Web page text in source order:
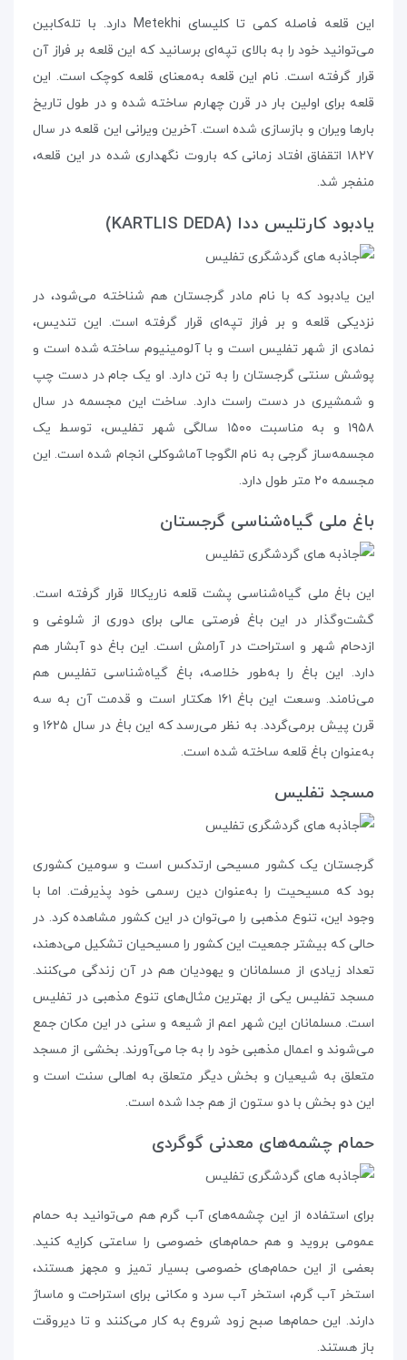
این قلعه فاصله‌ کمی تا کلیسای Metekhi دارد. با تله‌کابین
می‌توانید خود را به بالای تپه‌ای برسانید که این قلعه بر فراز آن
قرار گرفته است. نام این قلعه به‌معنای قلعه‌ کوچک است. این
قلعه برای اولین بار در قرن چهارم ساخته شده و در طول تاریخ
بارها ویران و بازسازی شده است. آخرین ویرانی این قلعه در سال
۱۸۲۷ اتقفاق افتاد زمانی که باروت نگهداری شده در این قلعه،
منفجر شد.
یادبود کارتلیس ددا (KARTLIS DEDA)
این یادبود که با نام مادر گرجستان هم شناخته می‌شود، در
نزدیکی قلعه و بر فراز تپه‌ای قرار گرفته است. این تندیس،
نمادی از شهر تفلیس است و با آلومینیوم ساخته شده است و
پوشش سنتی گرجستان را به تن دارد. او یک جام در دست چپ
و شمشیری در دست راست دارد. ساخت این مجسمه در سال
۱۹۵۸ و به مناسبت ۱۵۰۰ سالگی شهر تفلیس، توسط یک
مجسمه‌ساز گرجی به نام الگوجا آماشوکلی انجام شده است. این
مجسمه ۲۰ متر طول دارد.
باغ ملی گیاه‌شناسی گرجستان
این باغ ملی گیاه‌شناسی پشت قلعه‌ ناریکالا قرار گرفته است.
گشت‌و‌گذار در این باغ فرصتی عالی برای دوری از شلوغی و
ازدحام شهر و استراحت در آرامش است. این باغ دو آبشار هم
دارد. این باغ را به‌طور خلاصه، باغ گیاه‌شناسی تفلیس هم
می‌نامند. وسعت این باغ ۱۶۱ هکتار است و قدمت آن به سه
قرن پیش برمی‌گردد. به نظر می‌رسد که این باغ در سال ۱۶۲۵ و
به‌عنوان باغ قلعه ساخته شده است.
مسجد تفلیس
گرجستان یک کشور مسیحی ارتدکس است و سومین کشوری
بود که مسیحیت را به‌عنوان دین رسمی خود پذیرفت. اما با
وجود این، تنوع مذهبی را می‌توان در این کشور مشاهده کرد. در
حالی که بیشتر جمعیت این کشور را مسیحیان تشکیل می‌دهند،
تعداد زیادی از مسلمانان و یهودیان هم در آن زندگی می‌کنند.
مسجد تفلیس یکی از بهترین مثال‌های تنوع مذهبی در تفلیس
است. مسلمانان این شهر اعم از شیعه و سنی در این مکان جمع
می‌شوند و اعمال مذهبی خود را به جا می‌آورند. بخشی از مسجد
متعلق به شیعیان و بخش دیگر متعلق به اهالی سنت است و
این دو بخش با دو ستون از هم جدا شده است.
حمام چشمه‌های معدنی گوگردی
برای استفاده از این چشمه‌های آب گرم هم می‌توانید به حمام
عمومی بروید و هم حمام‌های خصوصی را ساعتی کرایه کنید.
بعضی از این حمام‌های خصوصی بسیار تمیز و مجهز هستند،
استخر آب گرم، استخر آب سرد و مکانی برای استراحت و ماساژ
دارند. این حمام‌ها صبح زود شروع به کار می‌کنند و تا دیروقت
باز هستند.